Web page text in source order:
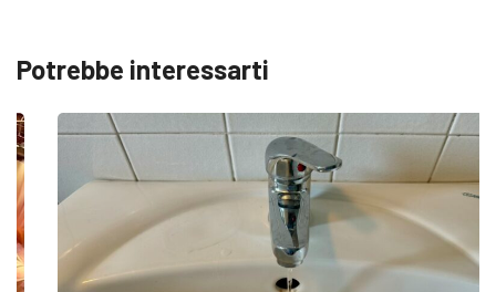
Potrebbe interessarti